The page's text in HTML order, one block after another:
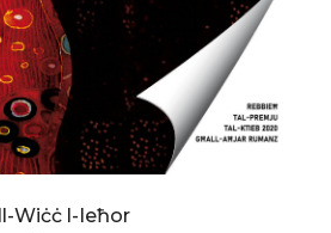
Il-Wiċċ l-Ieħor